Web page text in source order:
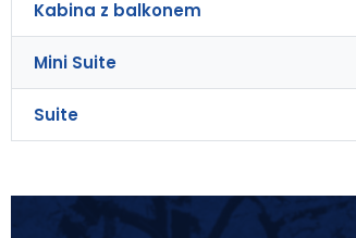
Kabina z balkonem
Mini Suite
Suite